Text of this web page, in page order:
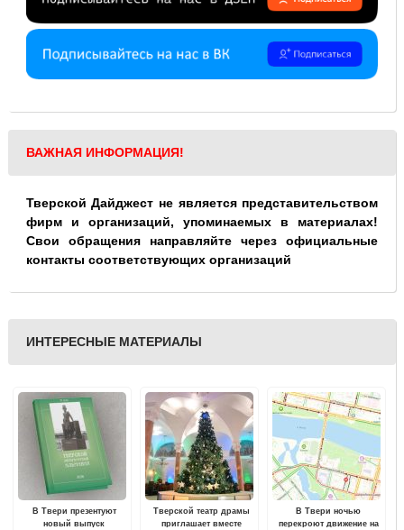
ВАЖНАЯ ИНФОРМАЦИЯ!
Тверской Дайджест не является представительством
фирм и организаций, упоминаемых в материалах!
Свои обращения направляйте через официальные
контакты соответствующих организаций
ИНТЕРЕСНЫЕ МАТЕРИАЛЫ
В Твери презентуют
новый выпуск
Тверской театр драмы
приглашает вместе
В Твери ночью
перекроют движение на